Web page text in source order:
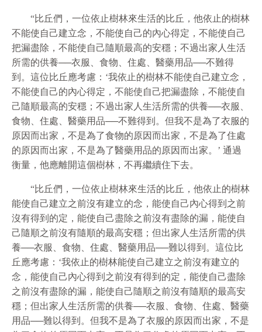
“比丘們，一位依止樹林來生活的比丘，他依止的樹林
不能使自己建立念，不能使自己的內心得定，不能使自己
把漏盡除，不能使自己隨順最高的安穩；不過出家人生活
所需的供養──衣服、食物、住處、醫藥用品──不難得
到。這位比丘應考慮：‘我依止的樹林不能使自己建立念，
不能使自己的內心得定，不能使自己把漏盡除，不能使自
己隨順最高的安穩；不過出家人生活所需的供養──衣服、
食物、住處、醫藥用品──不難得到。但我不是為了衣服的
原因而出家，不是為了食物的原因而出家，不是為了住處
的原因而出家，不是為了醫藥用品的原因而出家。’ 通過
衡量，他應離開這個樹林，不再繼續住下去。
“比丘們，一位依止樹林來生活的比丘，他依止的樹林
能使自己建立之前沒有建立的念，能使自己內心得到之前
沒有得到的定，能使自己盡除之前沒有盡除的漏，能使自
己隨順之前沒有隨順的最高安穩；但出家人生活所需的供
養──衣服、食物、住處、醫藥用品──難以得到。這位比
丘應考慮：‘我依止的樹林能使自己建立之前沒有建立的
念，能使自己內心得到之前沒有得到的定，能使自己盡除
之前沒有盡除的漏，能使自己隨順之前沒有隨順的最高安
穩；但出家人生活所需的供養──衣服、食物、住處、醫藥
用品──難以得到。但我不是為了衣服的原因而出家，不是